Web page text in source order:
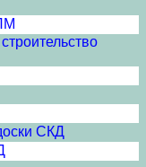
СКД